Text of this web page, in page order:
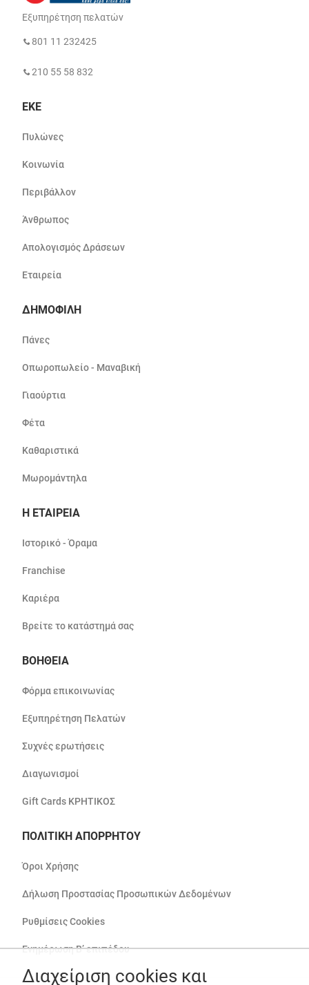
Εξυπηρέτηση πελατών
801 11 232425
210 55 58 832
ΕΚΕ
Πυλώνες
Κοινωνία
Περιβάλλον
Άνθρωπος
Απολογισμός Δράσεων
Εταιρεία
ΔΗΜΟΦΙΛΗ
Πάνες
Οπωροπωλείο - Μαναβική
Γιαούρτια
Φέτα
Καθαριστικά
Μωρομάντηλα
Η ΕΤΑΙΡΕΙΑ
Ιστορικό - Όραμα
Franchise
Καριέρα
Βρείτε το κατάστημά σας
ΒΟΗΘΕΙΑ
Φόρμα επικοινωνίας
Εξυπηρέτηση Πελατών
Συχνές ερωτήσεις
Διαγωνισμοί
Gift Cards ΚΡΗΤΙΚΟΣ
ΠΟΛΙΤΙΚΗ ΑΠΟΡΡΗΤΟΥ
Όροι Χρήσης
Δήλωση Προστασίας Προσωπικών Δεδομένων
Ρυθμίσεις Cookies
Ενημέρωση Β’ επιπέδου
Διαχείριση cookies και